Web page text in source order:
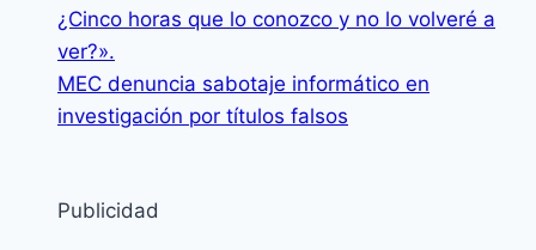
¿Cinco horas que lo conozco y no lo volveré a
ver?».
MEC denuncia sabotaje informático en
investigación por títulos falsos
Publicidad